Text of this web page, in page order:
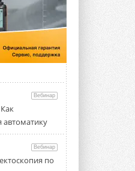
3 сентября в
Форум
участников ...
представила
In-One
Вебинар
автоматику
Вебинар
по